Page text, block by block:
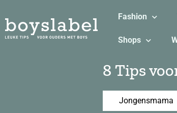
Fashion
Shops
8 Tips
Jongensmama